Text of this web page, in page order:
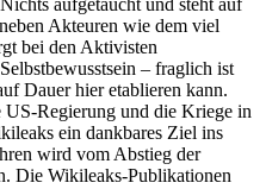
Akteuren wie dem viel
bei den Aktivisten
– fraglich ist
Dauer hier etablieren kann.
Regierung und die Kriege in
ein dankbares Ziel ins
wird vom Abstieg der
Die Wikileaks-Publikationen